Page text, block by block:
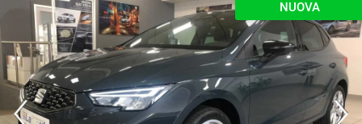
NOLEGGIO
RITIRIAMO IL TUO USATO
NUOVA